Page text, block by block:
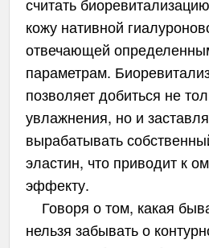
кожу нативной
отвечающей
параметрам.
позволяет добиться не
увлажнения, но и
вырабатывать
эластин, что приводит к
эффекту.
Говоря о том, какая
нельзя забывать о